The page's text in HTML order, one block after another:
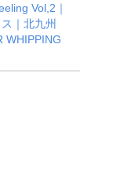
Vol,2｜
｜北九州
WHIPPING